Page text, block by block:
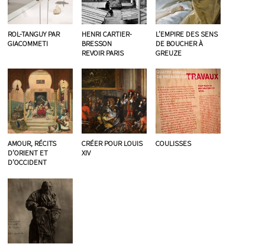
ROL-TANGUY PAR
GIACOMMETI
HENRI CARTIER-
BRESSON
REVOIR PARIS
L’EMPIRE DES SENS
DE BOUCHER À
GREUZE
AMOUR, RÉCITS
D’ORIENT ET
D’OCCIDENT
CRÉER POUR LOUIS
XIV
COULISSES